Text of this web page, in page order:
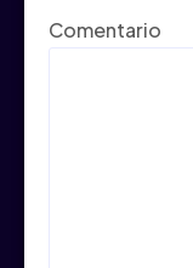
Comentario